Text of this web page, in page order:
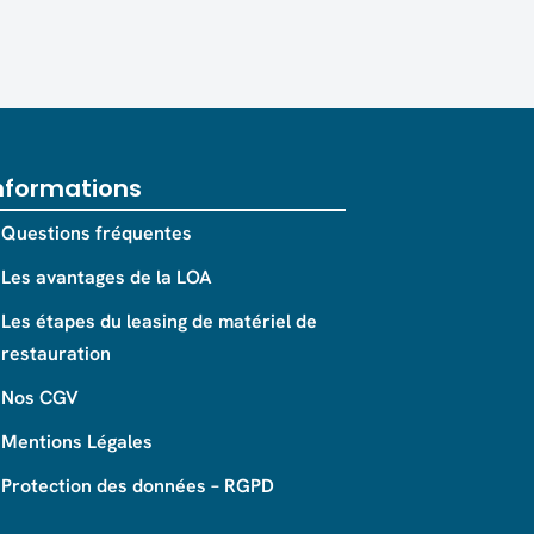
Questions fréquentes
Les avantages de la LOA
Les étapes du leasing de matériel de
restauration
Nos CGV
Mentions Légales
Protection des données – RGPD